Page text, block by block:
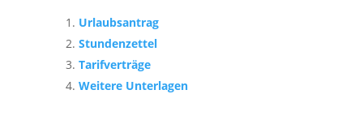
Urlaubsantrag
Stundenzettel
Tarifverträge
Weitere Unterlagen